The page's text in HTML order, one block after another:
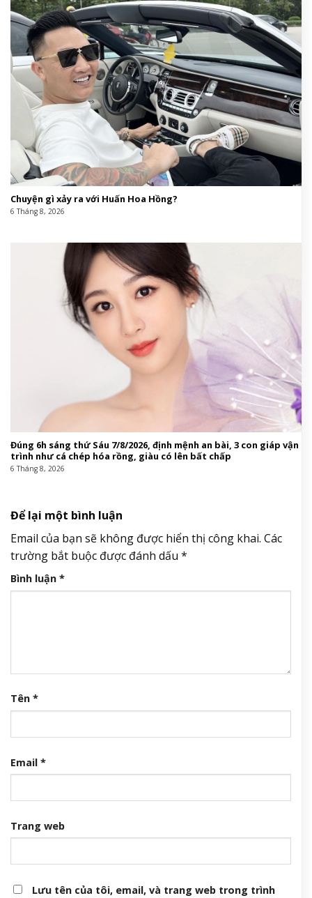
Chuyện gì xảy ra với Huấn Hoa Hồng?
6 Tháng 8, 2026
Đúng 6h sáng thứ Sáu 7/8/2026, định mệnh an bài, 3 con giáp vận
trình như cá chép hóa rồng, giàu có lên bất chấp
6 Tháng 8, 2026
Để lại một bình luận
Email của bạn sẽ không được hiển thị công khai. Các
trường bắt buộc được đánh dấu *
Bình luận *
Tên *
Email *
Trang web
Lưu tên của tôi, email, và trang web trong trình